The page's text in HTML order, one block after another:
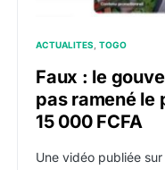
ACTUALITES TOGO
Faux : le
pas ramené le
15 000 FCFA
Une vidéo publiée